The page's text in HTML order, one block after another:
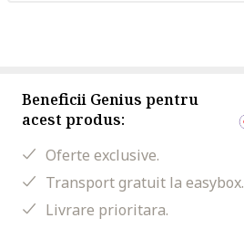
Beneficii Genius pentru
acest produs:
Oferte exclusive.
Transport gratuit la easybox.
Livrare prioritara.